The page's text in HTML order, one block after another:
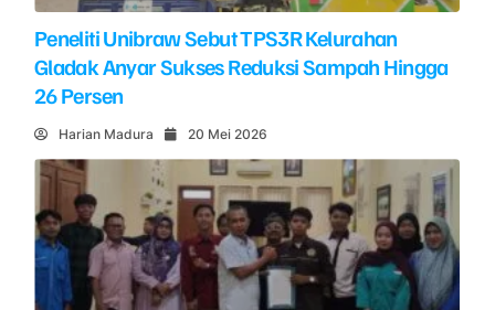
Peneliti Unibraw Sebut TPS3R Kelurahan
Gladak Anyar Sukses Reduksi Sampah Hingga
26 Persen
Harian Madura 20 Mei 2026